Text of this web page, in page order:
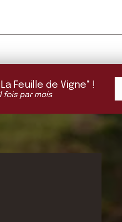
Feuille de Vigne" !
fois par mois